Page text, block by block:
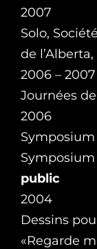
2007
Solo,
de
2006 – 2007
Journées
2006
public
2004
Dessins
«Regarde